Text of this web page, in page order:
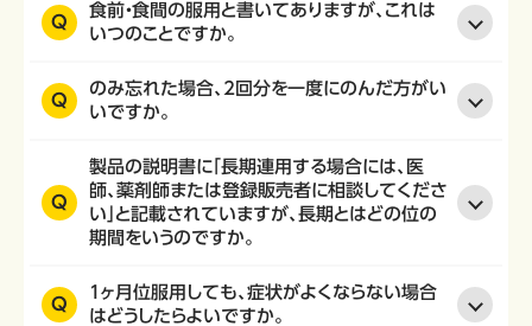
Q
食前・食間の服用と書いてありますが、これは
いつのことですか。
Q
のみ忘れた場合、2回分を一度にのんだ方がい
いですか。
Q
製品の説明書に「長期連用する場合には、医
師、薬剤師または登録販売者に相談してくださ
い」と記載されていますが、長期とはどの位の
期間をいうのですか。
Q
1ヶ月位服用しても、症状がよくならない場合
はどうしたらよいですか。